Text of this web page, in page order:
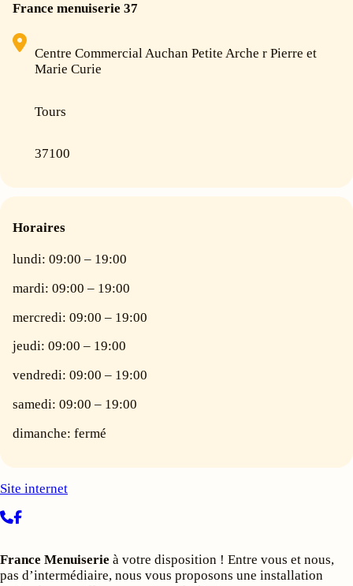
France menuiserie 37
Centre Commercial Auchan Petite Arche r Pierre et
Marie Curie
Tours
37100
Horaires
lundi: 09:00 – 19:00
mardi: 09:00 – 19:00
mercredi: 09:00 – 19:00
jeudi: 09:00 – 19:00
vendredi: 09:00 – 19:00
samedi: 09:00 – 19:00
dimanche: fermé
Site internet
France Menuiserie à votre disposition ! Entre vous et nous,
pas d’intermédiaire, nous vous proposons une installation